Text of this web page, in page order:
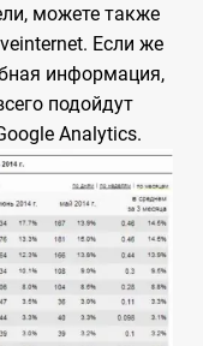
можете также
Если же
информация,
подойдут
Analytics.